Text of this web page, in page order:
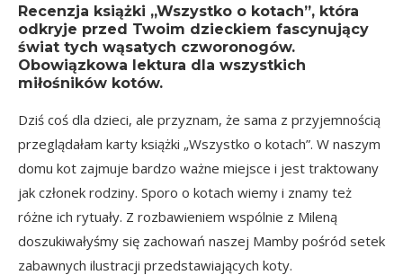
Recenzja książki „Wszystko o kotach”, która
odkryje przed Twoim dzieckiem fascynujący
świat tych wąsatych czworonogów.
Obowiązkowa lektura dla wszystkich
miłośników kotów.
Dziś coś dla dzieci, ale przyznam, że sama z przyjemnością
przeglądałam karty książki „Wszystko o kotach”. W naszym
domu kot zajmuje bardzo ważne miejsce i jest traktowany
jak członek rodziny. Sporo o kotach wiemy i znamy też
różne ich rytuały. Z rozbawieniem wspólnie z Mileną
doszukiwałyśmy się zachowań naszej Mamby pośród setek
zabawnych ilustracji przedstawiających koty.